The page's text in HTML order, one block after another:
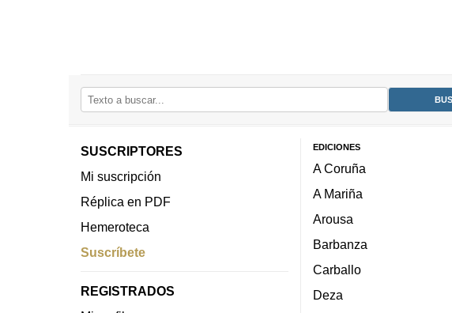
SUSCRIPTORES
Mi suscripción
Réplica en PDF
Hemeroteca
Suscríbete
REGISTRADOS
EDICIONES
A Coruña
A Mariña
Arousa
Barbanza
Carballo
Deza